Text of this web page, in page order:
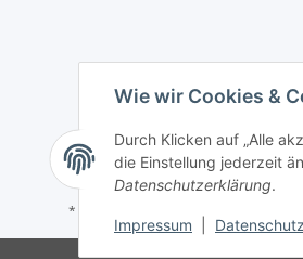
* Alle Preise inkl. gesetzlicher USt., zzgl.
Wie wir Cookies &
Durch Klicken auf „Alle
die Einstellung jederzeit
Datenschutzerklärung.
Impressum Datenschutz